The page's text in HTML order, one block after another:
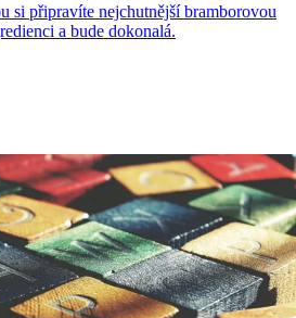
si připravíte nejchutnější bramborovou
a bude dokonalá.